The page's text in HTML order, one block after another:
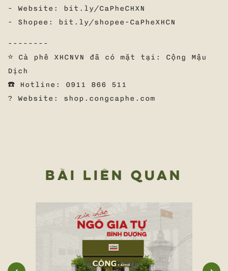
- Website: bit.ly/CaPheCHXN
- Shopee: bit.ly/shopee-CaPheXHCN
--------
⭐ Cà phê XHCNVN đã có mặt tại: Cộng Mậu
Dịch
☎️ Hotline: 0911 866 511
? Website: shop.congcaphe.com
BÀI LIÊN QUAN